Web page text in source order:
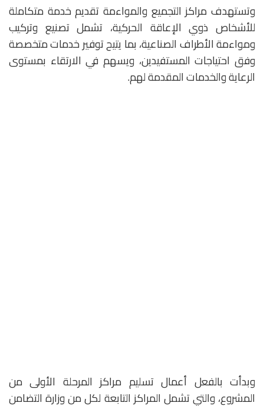
وتستهدف مراكز التجميع والمواءمة تقديم خدمة متكاملة
للأشخاص ذوي الإعاقة الحركية، تشمل تصنيع وتركيب
ومواءمة الأطراف الصناعية، بما يتيح توفير خدمات متخصصة
وفق احتياجات المستفيدين، ويسهم في الارتقاء بمستوى
الرعاية والخدمات المقدمة لهم.
وبدأت بالفعل أعمال تسليم مراكز المرحلة الأولى من
المشروع، والتي تشمل المراكز التابعة لكل من وزارة التضامن